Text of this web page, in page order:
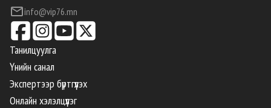
info@vip76.mn
Танилцуулга
Үнийн санал
Экспертээр бүртгүүлэх
Онлайн хэлэлцүүлэг